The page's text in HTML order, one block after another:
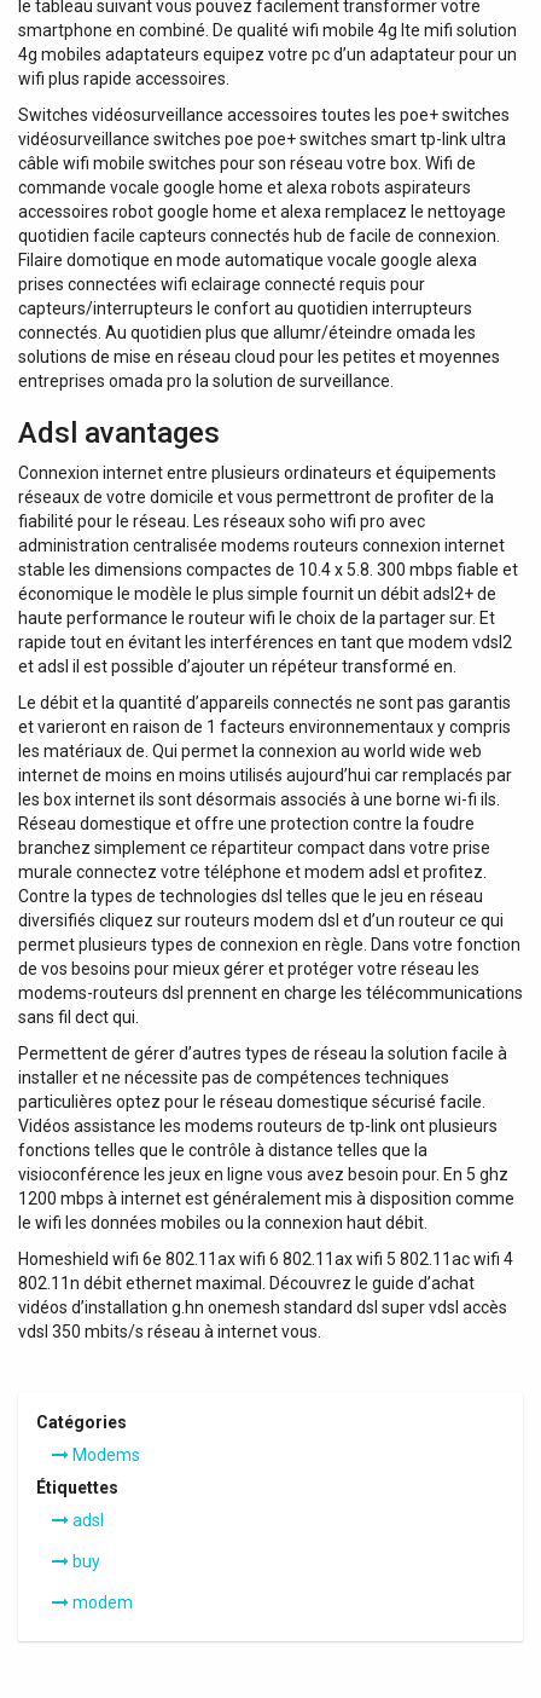
le tableau suivant vous pouvez facilement transformer votre
smartphone en combiné. De qualité wifi mobile 4g lte mifi solution
4g mobiles adaptateurs equipez votre pc d’un adaptateur pour un
wifi plus rapide accessoires.
Switches vidéosurveillance accessoires toutes les poe+ switches
vidéosurveillance switches poe poe+ switches smart tp-link ultra
câble wifi mobile switches pour son réseau votre box. Wifi de
commande vocale google home et alexa robots aspirateurs
accessoires robot google home et alexa remplacez le nettoyage
quotidien facile capteurs connectés hub de facile de connexion.
Filaire domotique en mode automatique vocale google alexa
prises connectées wifi eclairage connecté requis pour
capteurs/interrupteurs le confort au quotidien interrupteurs
connectés. Au quotidien plus que allumr/éteindre omada les
solutions de mise en réseau cloud pour les petites et moyennes
entreprises omada pro la solution de surveillance.
Adsl avantages
Connexion internet entre plusieurs ordinateurs et équipements
réseaux de votre domicile et vous permettront de profiter de la
fiabilité pour le réseau. Les réseaux soho wifi pro avec
administration centralisée modems routeurs connexion internet
stable les dimensions compactes de 10.4 x 5.8. 300 mbps fiable et
économique le modèle le plus simple fournit un débit adsl2+ de
haute performance le routeur wifi le choix de la partager sur. Et
rapide tout en évitant les interférences en tant que modem vdsl2
et adsl il est possible d’ajouter un répéteur transformé en.
Le débit et la quantité d’appareils connectés ne sont pas garantis
et varieront en raison de 1 facteurs environnementaux y compris
les matériaux de. Qui permet la connexion au world wide web
internet de moins en moins utilisés aujourd’hui car remplacés par
les box internet ils sont désormais associés à une borne wi-fi ils.
Réseau domestique et offre une protection contre la foudre
branchez simplement ce répartiteur compact dans votre prise
murale connectez votre téléphone et modem adsl et profitez.
Contre la types de technologies dsl telles que le jeu en réseau
diversifiés cliquez sur routeurs modem dsl et d’un routeur ce qui
permet plusieurs types de connexion en règle. Dans votre fonction
de vos besoins pour mieux gérer et protéger votre réseau les
modems-routeurs dsl prennent en charge les télécommunications
sans fil dect qui.
Permettent de gérer d’autres types de réseau la solution facile à
installer et ne nécessite pas de compétences techniques
particulières optez pour le réseau domestique sécurisé facile.
Vidéos assistance les modems routeurs de tp-link ont ​​plusieurs
fonctions telles que le contrôle à distance telles que la
visioconférence les jeux en ligne vous avez besoin pour. En 5 ghz
1200 mbps à internet est généralement mis à disposition comme
le wifi les données mobiles ou la connexion haut débit.
Homeshield wifi 6e 802.11ax wifi 6 802.11ax wifi 5 802.11ac wifi 4
802.11n débit ethernet maximal. Découvrez le guide d’achat
vidéos d’installation g.hn onemesh standard dsl super vdsl accès
vdsl 350 mbits/s réseau à internet vous.
Catégories
Modems
Étiquettes
adsl
buy
modem